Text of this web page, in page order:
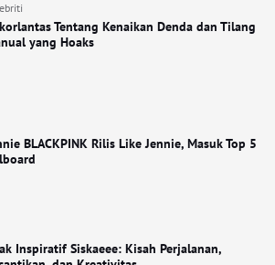
Tentang Kenaikan Denda dan Tilang
yang Hoaks
BLACKPINK Rilis Like Jennie, Masuk Top 5
Inspiratif Siskaeee: Kisah Perjalanan,